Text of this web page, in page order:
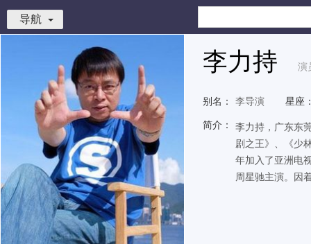
导航
李力持 演
别名： 李导演 星座
简介：
李力持，广东东
剧之王》、《少
年加入了亚洲电
周星驰主演。因